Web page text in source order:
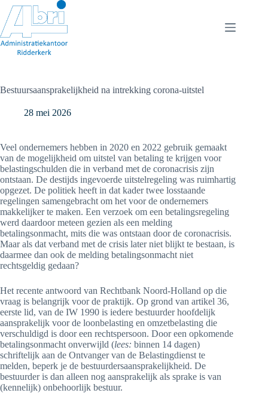
naar
de
inhoud
Bestuursaansprakelijkheid na intrekking corona-uitstel
28 mei 2026
Veel ondernemers hebben in 2020 en 2022 gebruik gemaakt
van de mogelijkheid om uitstel van betaling te krijgen voor
belastingschulden die in verband met de coronacrisis zijn
ontstaan. De destijds ingevoerde uitstelregeling was ruimhartig
opgezet. De politiek heeft in dat kader twee losstaande
regelingen samengebracht om het voor de ondernemers
makkelijker te maken. Een verzoek om een betalingsregeling
werd daardoor meteen gezien als een melding
betalingsonmacht, mits die was ontstaan door de coronacrisis.
Maar als dat verband met de crisis later niet blijkt te bestaan, is
daarmee dan ook de melding betalingsonmacht niet
rechtsgeldig gedaan?
Het recente antwoord van Rechtbank Noord-Holland op die
vraag is belangrijk voor de praktijk. Op grond van artikel 36,
eerste lid, van de IW 1990 is iedere bestuurder hoofdelijk
aansprakelijk voor de loonbelasting en omzetbelasting die
verschuldigd is door een rechtspersoon. Door een opkomende
betalingsonmacht onverwijld (lees: binnen 14 dagen)
schriftelijk aan de Ontvanger van de Belastingdienst te
melden, beperk je de bestuurdersaansprakelijkheid. De
bestuurder is dan alleen nog aansprakelijk als sprake is van
(kennelijk) onbehoorlijk bestuur.